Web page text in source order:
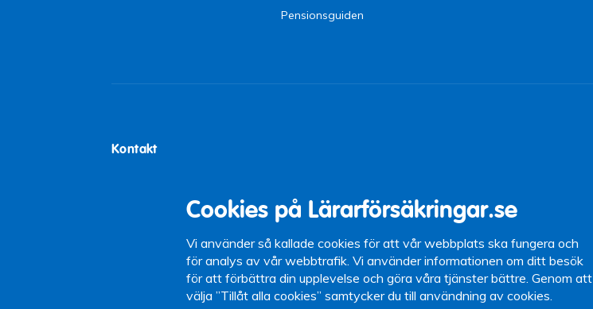
Cookies på Lärarförsäkringar.se
Vi använder så kallade cookies för att vår webbplats ska fungera och
för analys av vår webbtrafik. Vi använder informationen om ditt besök
för att förbättra din upplevelse och göra våra tjänster bättre. Genom att
välja ”Tillåt alla cookies” samtycker du till användning av cookies.
Pensionsguiden
Kontakt
102 42 Stockholm
12-13)